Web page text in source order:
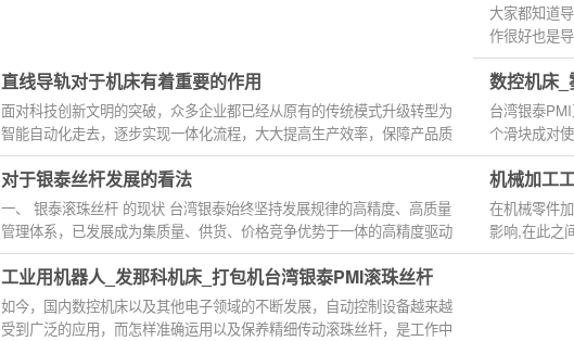
大家都知道
作很好也是
对银泰导...
直线导轨对于机床有着重要的作用
面对科技创新文明的突破，众多企业都已经从原有的传统模式升级转型为
智能自动化走去，逐步实现一体化流程，大大提高生产效率，保障产品质
量。 目前...
数控机床
台湾银泰
个滑块成对
钉。用手从
对于银泰丝杆发展的看法
一、 银泰滚珠丝杆 的现状 台湾银泰始终坚持发展规律的高精度、高质量
管理体系，已发展成为集质量、供货、价格竞争优势于一体的高精度驱动
产品品牌...
机械加工
在机械零件
影响,在此之
们在进行...
工业用机器人_发那科机床_打包机台湾银泰PMI滚珠丝杆
如今，国内数控机床以及其他电子领域的不断发展，自动控制设备越来越
受到广泛的应用，而怎样准确运用以及保养精细传动滚珠丝杆，是工作中